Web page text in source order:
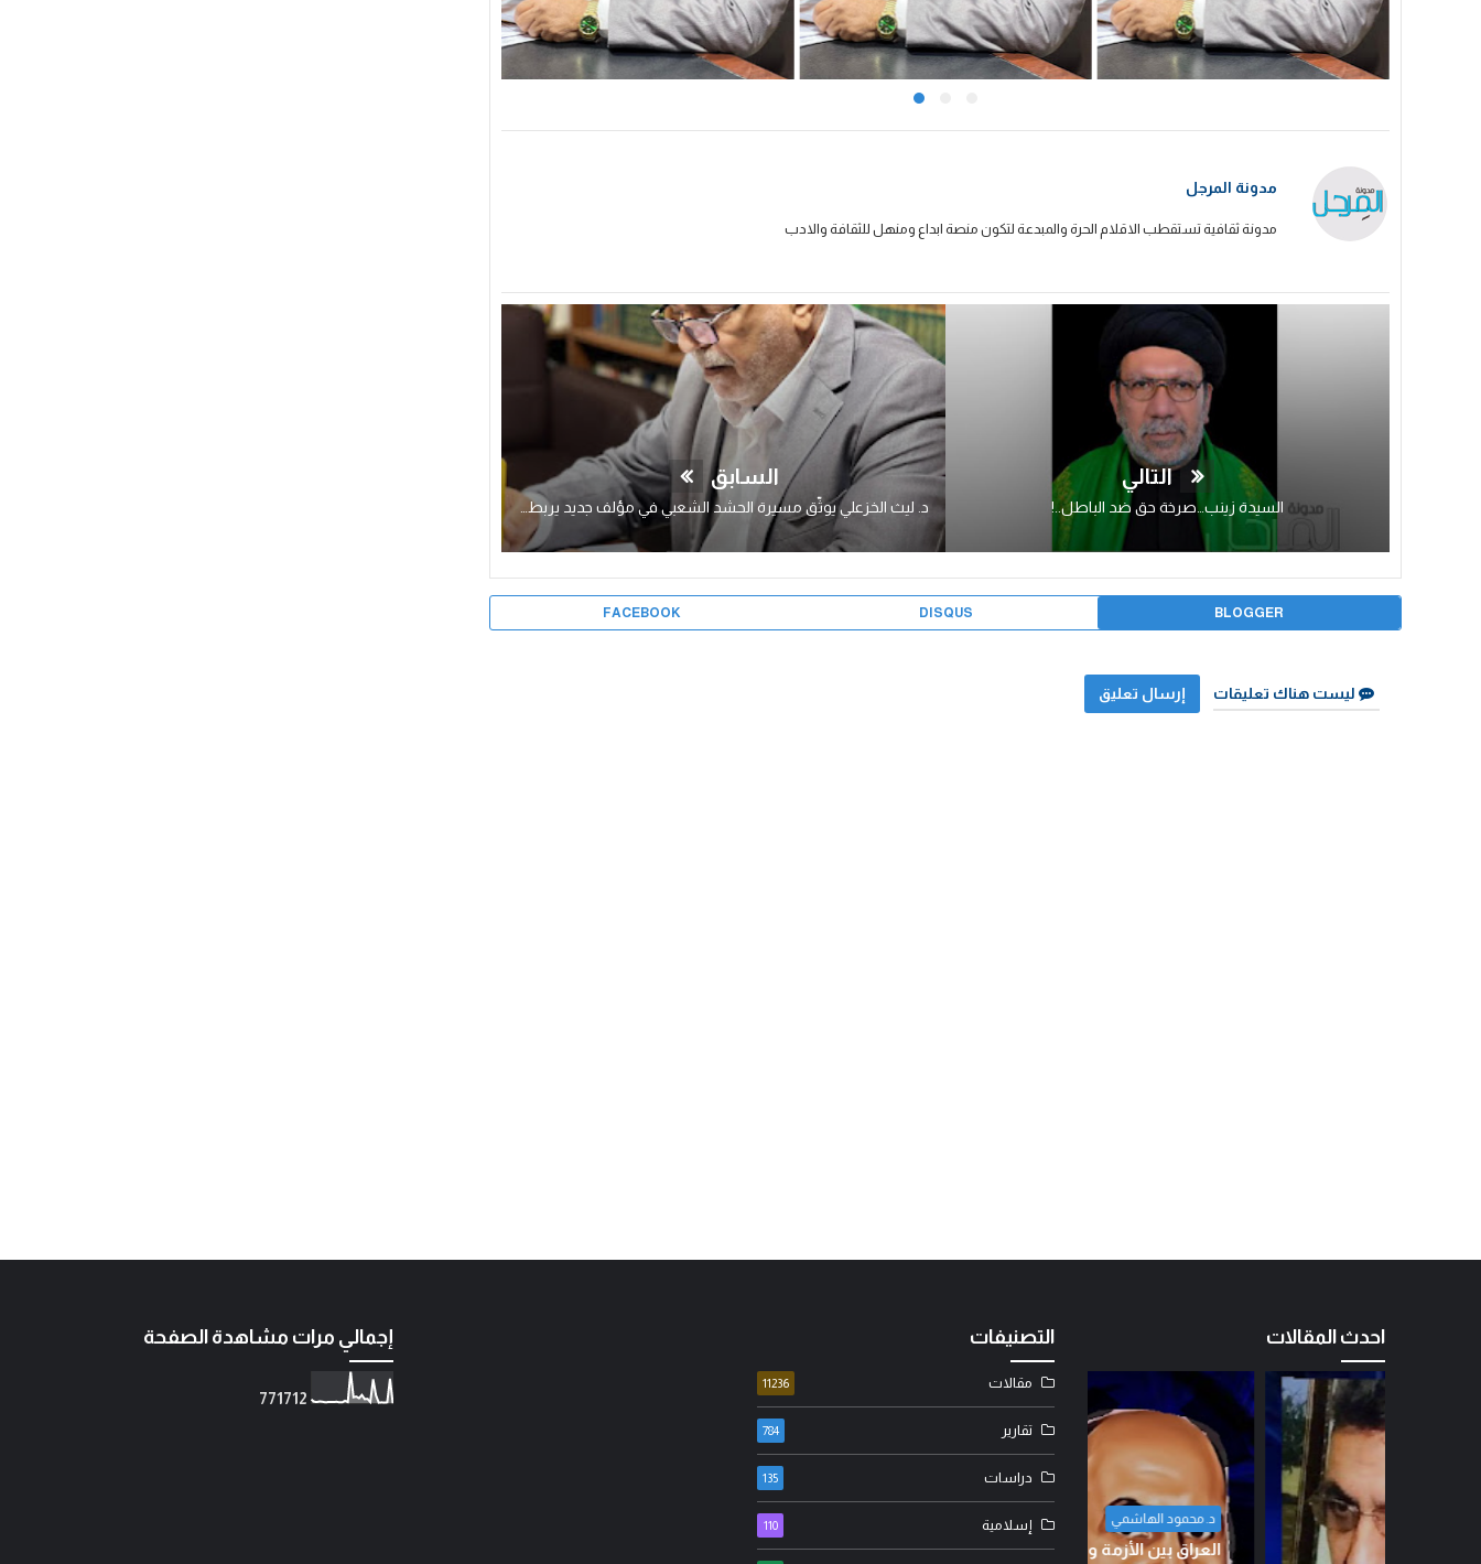
مدونة المرجل
مدونة ثقافية تستقطب الاقلام الحرة والمبدعة لتكون منصة ابداع ومنهل للثقافة والادب
التالي
السيدة زينب…صرخة حق ضد الباطل..!
السابق
BLOGGER
DISQUS
FACEBOOK
ليست هناك تعليقات إرسال تعليق
احدث المقالات
د. محمود الهاشمي
العراق بين الأزمة وخيارات النجاة:
التصنيفات
مقالات 11236
تقارير 784
دراسات 135
إسلامية 110
إجمالي مرات مشاهدة الصفحة
771 71 2